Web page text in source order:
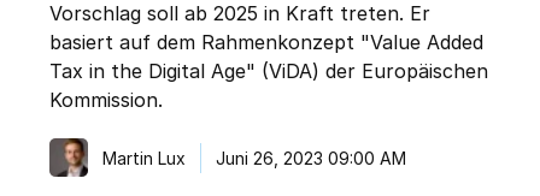
Vorschlag soll ab 2025 in Kraft treten. Er
basiert auf dem Rahmenkonzept "Value Added
Tax in the Digital Age" (ViDA) der Europäischen
Kommission.
Martin Lux Juni 26, 2023 09:00 AM